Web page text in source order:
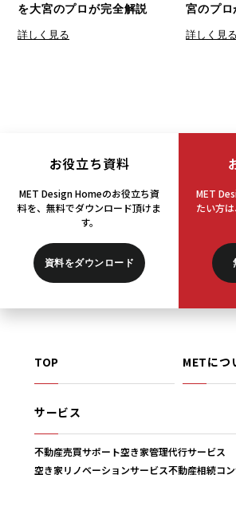
を大宮のプロが完全解説
詳しく見る
宮のプロ
詳しく見る
お役立ち資料
MET Design Homeのお役立ち資
料を、 無料でダウンロード頂けま
す。
資料をダウンロード
MET
たい方は
TOP METにつ
サービス
不動産売買サポート空き家管理代行サービス
空き家リノベーションサービス不動産相続コ